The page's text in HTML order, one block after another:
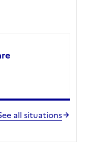
all situations